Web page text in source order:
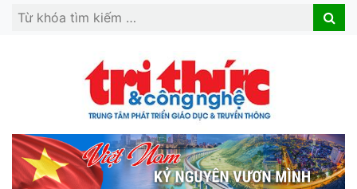
Search
Search